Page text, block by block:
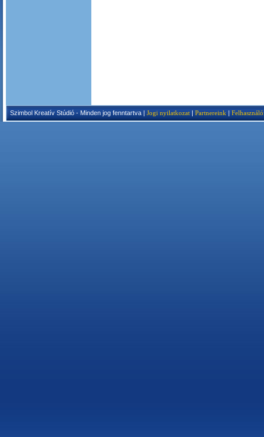
Szimbol Kreatív Stúdió - Minden jog fenntartva | Jogi nyilatkozat | Partnereink |